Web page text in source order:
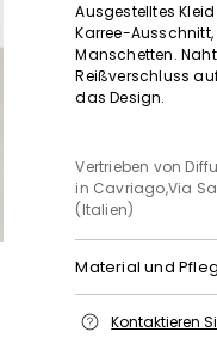
Ausgestelltes
Karree-
Manschetten.
Reißverschluss
das Design.
Vertrieben von
in Cavriago,Via
(Italien)
Material und
behandeln; nicht
Kontaktieren